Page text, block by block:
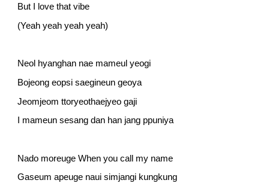
But I love that vibe
(Yeah yeah yeah yeah)
Neol hyanghan nae mameul yeogi
Bojeong eopsi saegineun geoya
Jeomjeom ttoryeothaejyeo gaji
I mameun sesang dan han jang ppuniya
Nado moreuge When you call my name
Gaseum apeuge naui simjangi kungkung